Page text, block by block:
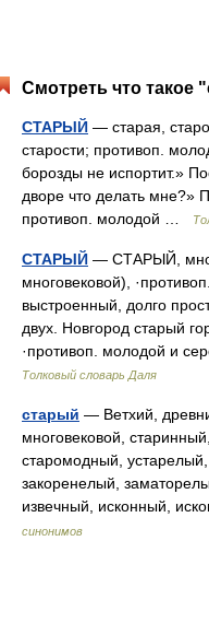
Смотреть что такое
СТАРЫЙ — старая,
старости; противоп.
борозды не испортит.»
дворе что делать мне?»
противоп. молодой …
СТАРЫЙ — СТАРЫЙ,
многовековой),
выстроенный, долго
двух. Новгород старый
·противоп. молодой и
Толковый словарь Даля
старый — Ветхий,
многовековой,
старомодный,
закоренелый,
извечный, исконный,
синонимов